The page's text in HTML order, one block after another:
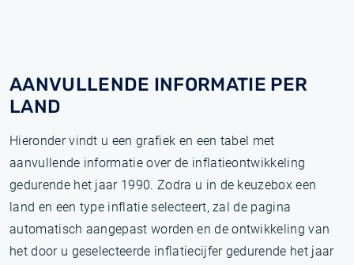
AANVULLENDE INFORMATIE PER
LAND
Hieronder vindt u een grafiek en een tabel met
aanvullende informatie over de inflatieontwikkeling
gedurende het jaar 1990. Zodra u in de keuzebox een
land en een type inflatie selecteert, zal de pagina
automatisch aangepast worden en de ontwikkeling van
het door u geselecteerde inflatiecijfer gedurende het jaar